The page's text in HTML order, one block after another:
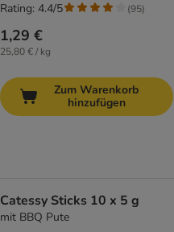
1,29 €
25,80 € / kg
Rating: 4.4/5 (95)
Zum Warenkorb
hinzufügen
Catessy Sticks 10 x 5 g
mit BBQ Pute